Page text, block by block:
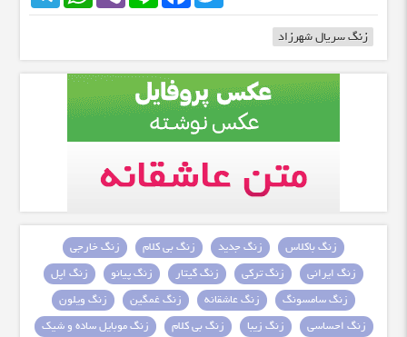
زنگ سریال شهرزاد
زنگ باکلاس زنگ جدید زنگ بی کلام
زنگ خارجی
زنگ ایرانی
زنگ ترکی زنگ گیتار زنگ پیانو
زنگ اپل
زنگ سامسونگ
زنگ عاشقانه زنگ غمگین
زنگ ویلون
زنگ احساسی
زنگ زیبا زنگ بی کلام
زنگ موبایل ساده و شیک